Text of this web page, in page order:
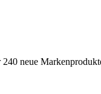
neue